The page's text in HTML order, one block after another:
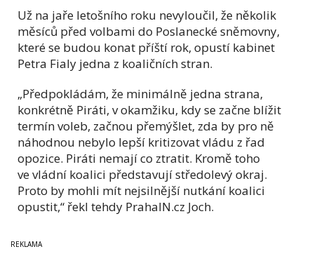
Už na jaře letošního roku nevyloučil, že několik
měsíců před volbami do Poslanecké sněmovny,
které se budou konat příští rok, opustí kabinet
Petra Fialy jedna z koaličních stran.
„Předpokládám, že minimálně jedna strana,
konkrétně Piráti, v okamžiku, kdy se začne blížit
termín voleb, začnou přemýšlet, zda by pro ně
náhodnou nebylo lepší kritizovat vládu z řad
opozice. Piráti nemají co ztratit. Kromě toho
ve vládní koalici představují středolevý okraj.
Proto by mohli mít nejsilnější nutkání koalici
opustit,“ řekl tehdy PrahaIN.cz Joch.